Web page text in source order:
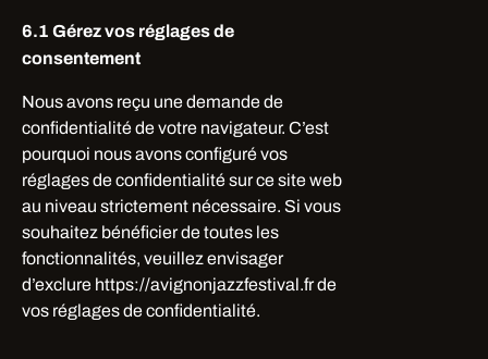
6.1 Gérez vos réglages de
consentement
Nous avons reçu une demande de
confidentialité de votre navigateur. C’est
pourquoi nous avons configuré vos
réglages de confidentialité sur ce site web
au niveau strictement nécessaire. Si vous
souhaitez bénéficier de toutes les
fonctionnalités, veuillez envisager
d’exclure https://avignonjazzfestival.fr de
vos réglages de confidentialité.